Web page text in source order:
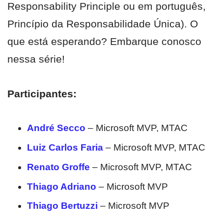
Responsability Principle ou em português,
Princípio da Responsabilidade Única). O
que está esperando? Embarque conosco
nessa série!
Participantes:
André Secco – Microsoft MVP, MTAC
Luiz Carlos Faria – Microsoft MVP, MTAC
Renato Groffe – Microsoft MVP, MTAC
Thiago Adriano – Microsoft MVP
Thiago Bertuzzi – Microsoft MVP